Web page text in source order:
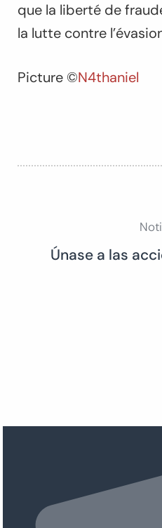
que la liberté de
la lutte contre
Picture ©N4thaniel
Navegación
Únase a las